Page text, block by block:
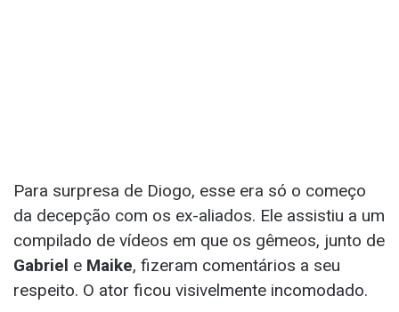
Para surpresa de Diogo, esse era só o começo
da decepção com os ex-aliados. Ele assistiu a um
compilado de vídeos em que os gêmeos, junto de
Gabriel e Maike, fizeram comentários a seu
respeito. O ator ficou visivelmente incomodado.